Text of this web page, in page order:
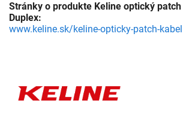
Stránky o produkte Keline optický patch
Duplex: